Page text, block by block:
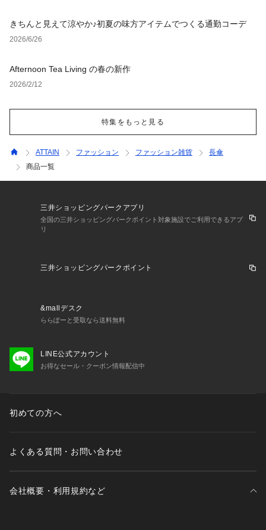
きちんと見えて涼やか♪初夏の味方アイテムでつくる通勤コーデ
2026/6/26
Afternoon Tea Living の春の新作
2026/2/12
特集をもっと見る
ATTAIN ファッション ファッション雑貨
長傘
商品一覧
三井ショッピングパークアプリ
全国の三井ショッピングパークポイント対象施設でご利用できるアプ
リ
三井ショッピングパークポイント
&mallデスク
ららぽーと受取なら送料無料
LINE公式アカウント
お得なセール・クーポン情報配信中
初めての方へ
よくある質問・お問い合わせ
会社概要・利用規約など